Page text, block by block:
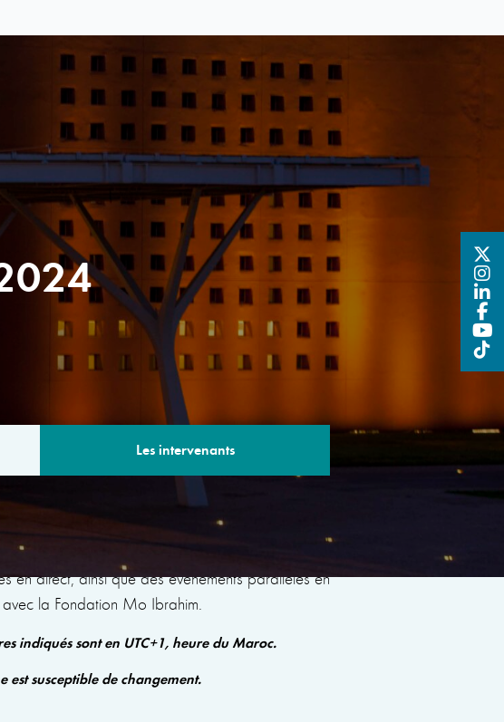
Les intervenants
comprendra des sessions avec des experts renommés qui
en direct, ainsi que des événements parallèles en
la Fondation Mo Ibrahim.
indiqués sont en UTC+1, heure du Maroc.
est susceptible de changement.